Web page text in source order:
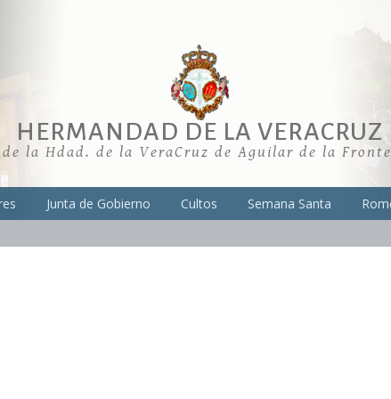
HERMANDAD DE LA VERACRUZ
la Hdad. de la VeraCruz de Aguilar de la
Junta de Gobierno Cultos Semana Santa